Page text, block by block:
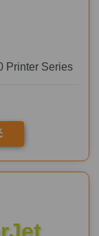
Printer Series